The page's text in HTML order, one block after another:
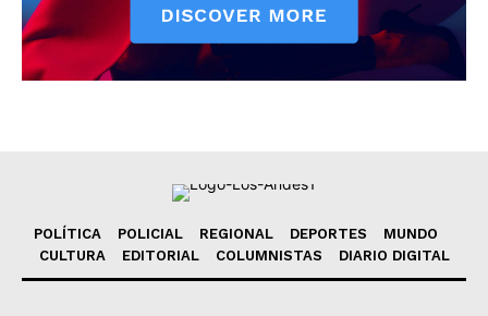
POLÍTICA POLICIAL REGIONAL DEPORTES
MUNDO
CULTURA
EDITORIAL COLUMNISTAS DIARIO DIGITAL